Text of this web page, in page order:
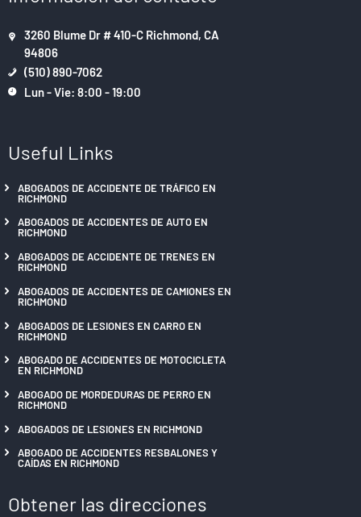
3260 Blume Dr # 410-C Richmond, CA
94806
(510) 890-7062
Lun - Vie: 8:00 - 19:00
Useful Links
ABOGADOS DE ACCIDENTE DE TRÁFICO EN
RICHMOND
ABOGADOS DE ACCIDENTES DE AUTO EN
RICHMOND
ABOGADOS DE ACCIDENTE DE TRENES EN
RICHMOND
ABOGADOS DE ACCIDENTES DE CAMIONES EN
RICHMOND
ABOGADOS DE LESIONES EN CARRO EN
RICHMOND
ABOGADO DE ACCIDENTES DE MOTOCICLETA
EN RICHMOND
ABOGADO DE MORDEDURAS DE PERRO EN
RICHMOND
ABOGADOS DE LESIONES EN RICHMOND
ABOGADO DE ACCIDENTES RESBALONES Y
CAÍDAS EN RICHMOND
Obtener las direcciones